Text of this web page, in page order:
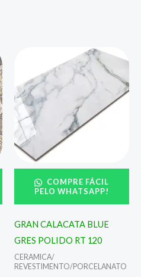
COMPRE FÁCIL
PELO WHATSAPP!
GRAN CALACATA BLUE
GRES POLIDO RT 120
CERAMICA/
REVESTIMENTO/PORCELANATO